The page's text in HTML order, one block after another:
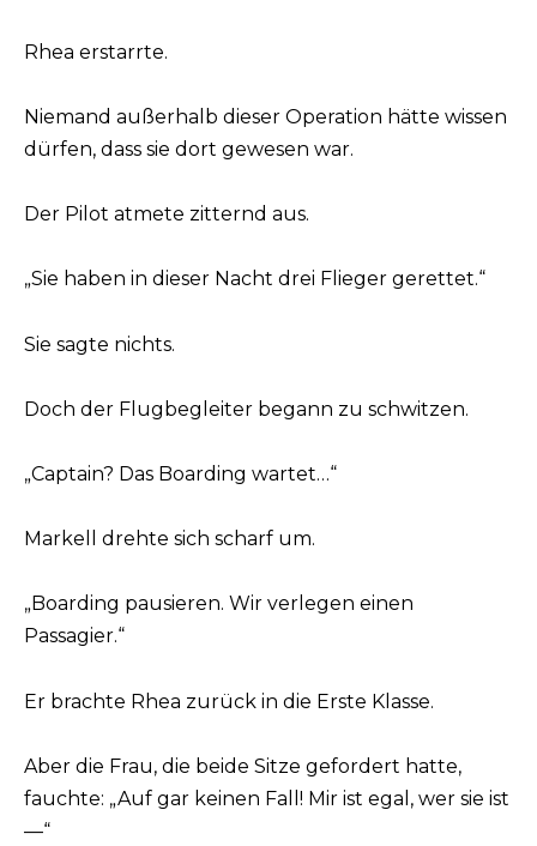
Rhea erstarrte.
Niemand außerhalb dieser Operation hätte wissen
dürfen, dass sie dort gewesen war.
Der Pilot atmete zitternd aus.
„Sie haben in dieser Nacht drei Flieger gerettet.“
Sie sagte nichts.
Doch der Flugbegleiter begann zu schwitzen.
„Captain? Das Boarding wartet…“
Markell drehte sich scharf um.
„Boarding pausieren. Wir verlegen einen
Passagier.“
Er brachte Rhea zurück in die Erste Klasse.
Aber die Frau, die beide Sitze gefordert hatte,
fauchte: „Auf gar keinen Fall! Mir ist egal, wer sie ist
—“